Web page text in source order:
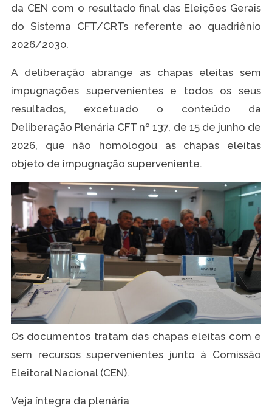
da CEN com o resultado final das Eleições Gerais
do Sistema CFT/CRTs referente ao quadriênio
2026/2030.
A deliberação abrange as chapas eleitas sem
impugnações supervenientes e todos os seus
resultados, excetuado o conteúdo da
Deliberação Plenária CFT nº 137, de 15 de junho de
2026, que não homologou as chapas eleitas
objeto de impugnação superveniente.
Os documentos tratam das chapas eleitas com e
sem recursos supervenientes junto à Comissão
Eleitoral Nacional (CEN).
Veja íntegra da plenária